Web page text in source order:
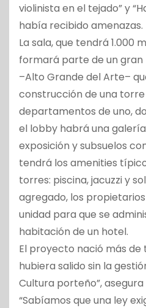
violinista en el tejado” y
había recibido amenazas.
La sala, que tendrá 1.000
formará parte de un
–Alto Grande del Arte–
construcción de una torre
departamentos de uno,
el lobby habrá una
exposición y subsuelos
tendrá los amenities
torres: piscina, jacuzzi y
agregado, los
unidad para que se
habitación de un hotel.
El proyecto nació más de
hubiera salido sin la
Cultura porteño”, asegura
“Sabíamos que una ley